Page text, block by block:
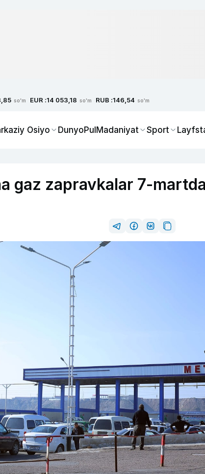
so'm EUR :14 053,18 so'm RUB :146,54 so'm
Osiyo DunyoPulMadaniyat Sport
gaz zapravkalar 7-